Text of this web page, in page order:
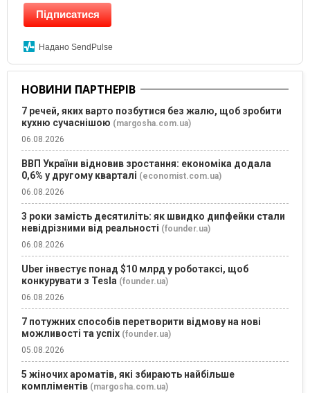
Підписатися
Надано SendPulse
НОВИНИ ПАРТНЕРІВ
7 речей, яких варто позбутися без жалю, щоб зробити
кухню сучаснішою (margosha.com.ua)
06.08.2026
ВВП України відновив зростання: економіка додала
0,6% у другому кварталі (economist.com.ua)
06.08.2026
3 роки замість десятиліть: як швидко дипфейки стали
невідрізними від реальності (founder.ua)
06.08.2026
Uber інвестує понад $10 млрд у роботаксі, щоб
конкурувати з Tesla (founder.ua)
06.08.2026
7 потужних способів перетворити відмову на нові
можливості та успіх (founder.ua)
05.08.2026
5 жіночих ароматів, які збирають найбільше
компліментів (margosha.com.ua)